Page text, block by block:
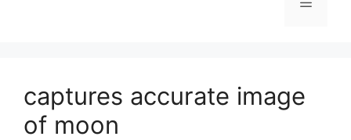
captures accurate image
of moon